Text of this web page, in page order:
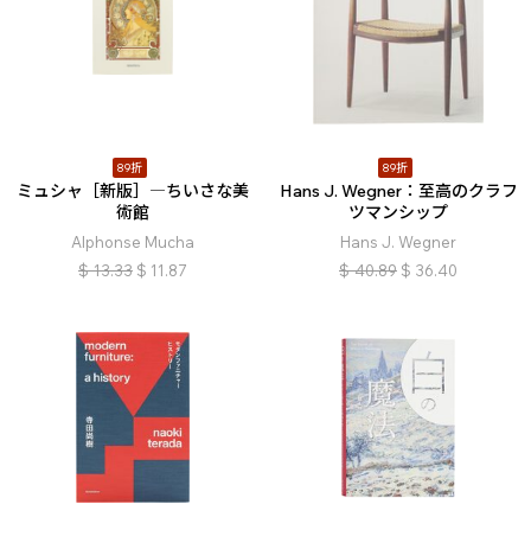
89折
ミュシャ［新版］―ちいさな美
術館
Alphonse Mucha
$ 13.33 $ 11.87
89折
Hans J. Wegner：至高のクラフ
ツマンシップ
Hans J. Wegner
$ 40.89 $ 36.40